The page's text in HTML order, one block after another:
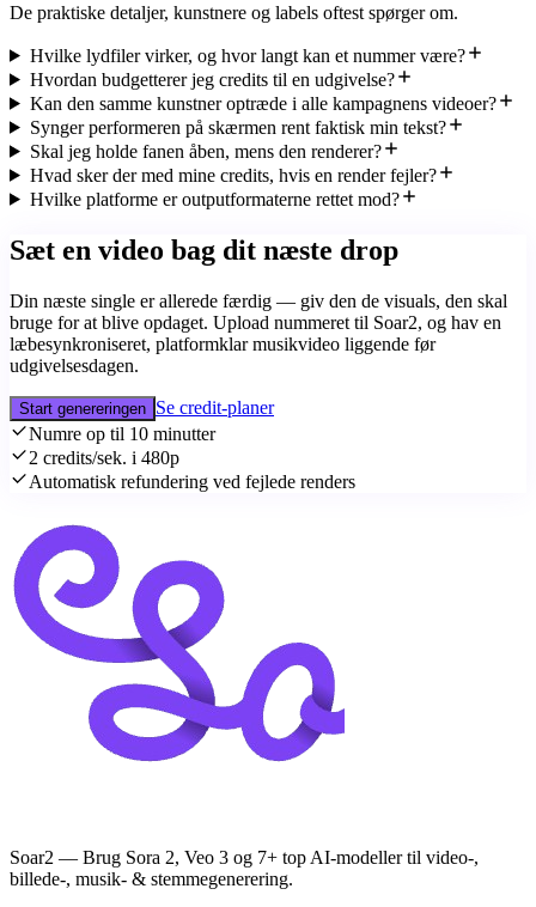
De praktiske detaljer, kunstnere og labels oftest spørger om.
Hvilke lydfiler virker, og hvor langt kan et nummer være?
Hvordan budgetterer jeg credits til en udgivelse?
Kan den samme kunstner optræde i alle kampagnens videoer?
Synger performeren på skærmen rent faktisk min tekst?
Skal jeg holde fanen åben, mens den renderer?
Hvad sker der med mine credits, hvis en render fejler?
Hvilke platforme er outputformaterne rettet mod?
Sæt en video bag dit næste drop
Din næste single er allerede færdig — giv den de visuals, den skal
bruge for at blive opdaget. Upload nummeret til Soar2, og hav en
læbesynkroniseret, platformklar musikvideo liggende før
udgivelsesdagen.
Start genereringen Se credit-planer
Numre op til 10 minutter
2 credits/sek. i 480p
Automatisk refundering ved fejlede renders
Soar2 — Brug Sora 2, Veo 3 og 7+ top AI-modeller til video-,
billede-, musik- & stemmegenerering.